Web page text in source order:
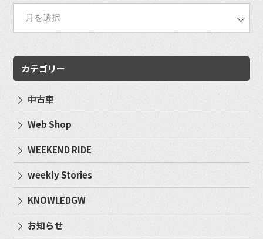
カテゴリー
中古車
Web Shop
WEEKEND RIDE
weekly Stories
KNOWLEDGW
お知らせ